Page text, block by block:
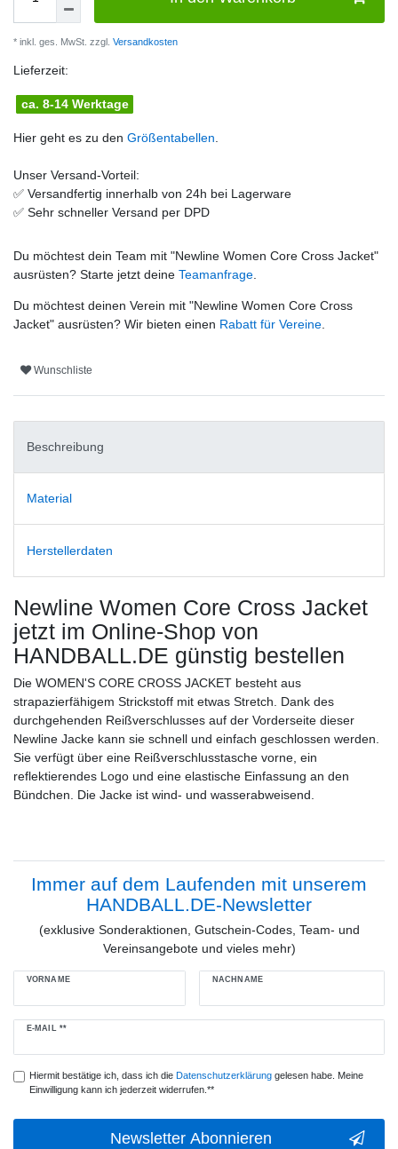
* inkl. ges. MwSt. zzgl. Versandkosten
Lieferzeit:
ca. 8-14 Werktage
Hier geht es zu den Größentabellen
Unser Versand-Vorteil:
✅ Versandfertig innerhalb von 24h bei Lagerware
✅ Sehr schneller Versand per DPD
Du möchtest dein Team mit "Newline Women Core Cross Jacket"
ausrüsten? Starte jetzt deine Teamanfrage
Du möchtest deinen Verein mit "Newline Women Core Cross
Jacket" ausrüsten? Wir bieten einen Rabatt für Vereine
Wunschliste
Beschreibung
Material
Herstellerdaten
Newline Women Core Cross Jacket
jetzt im Online-Shop von
HANDBALL.DE günstig bestellen
Die WOMEN'S CORE CROSS JACKET besteht aus
strapazierfähigem Strickstoff mit etwas Stretch. Dank des
durchgehenden Reißverschlusses auf der Vorderseite dieser
Newline Jacke kann sie schnell und einfach geschlossen werden.
Sie verfügt über eine Reißverschlusstasche vorne, ein
reflektierendes Logo und eine elastische Einfassung an den
Bündchen. Die Jacke ist wind- und wasserabweisend.
Immer auf dem Laufenden mit unserem
HANDBALL.DE-Newsletter
(exklusive Sonderaktionen, Gutschein-Codes, Team- und
Vereinsangebote und vieles mehr)
VORNAME NACHNAME
E-MAIL **
Newsletter
Hiermit bestätige ich, dass ich die Daten­schutz­erklärunggelesen habe. Meine
Einwilligung kann ich jederzeit widerrufen.**
Newsletter Abonnieren